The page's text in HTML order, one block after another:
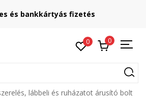
és bankkártyás fizetés
0 0
lábbeli és ruházatot árusító bolt